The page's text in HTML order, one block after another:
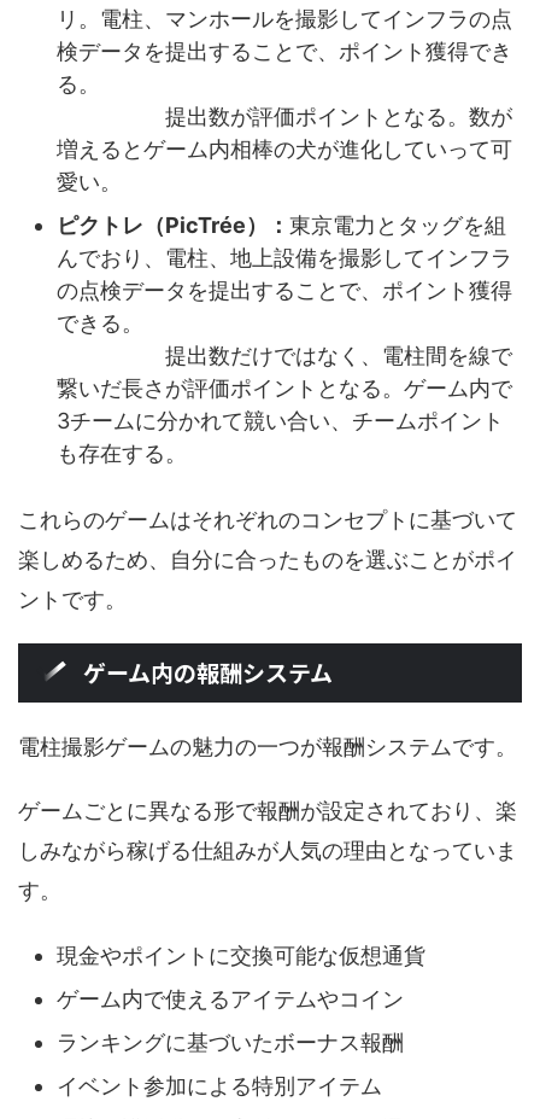
リ。電柱、マンホールを撮影してインフラの点
検データを提出することで、ポイント獲得でき
る。
提出数が評価ポイントとなる。数が
増えるとゲーム内相棒の犬が進化していって可
愛い。
ピクトレ（PicTrée）： 東京電力とタッグを組
んでおり、電柱、地上設備を撮影してインフラ
の点検データを提出することで、ポイント獲得
できる。
提出数だけではなく、電柱間を線で
繋いだ長さが評価ポイントとなる。ゲーム内で
3チームに分かれて競い合い、チームポイント
も存在する。
これらのゲームはそれぞれのコンセプトに基づいて
楽しめるため、自分に合ったものを選ぶことがポイ
ントです。
ゲーム内の報酬システム
電柱撮影ゲームの魅力の一つが報酬システムです。
ゲームごとに異なる形で報酬が設定されており、楽
しみながら稼げる仕組みが人気の理由となっていま
す。
現金やポイントに交換可能な仮想通貨
ゲーム内で使えるアイテムやコイン
ランキングに基づいたボーナス報酬
イベント参加による特別アイテム